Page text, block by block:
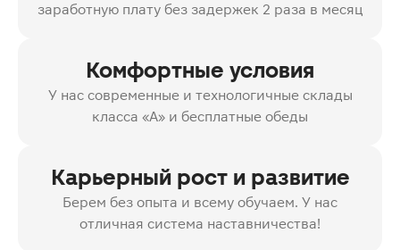
заработную плату без задержек 2 раза в месяц
Комфортные условия
У нас современные и технологичные склады
класса «А» и бесплатные обеды
Карьерный рост и развитие
Берем без опыта и всему обучаем. У нас
отличная система наставничества!